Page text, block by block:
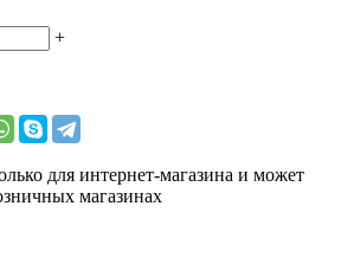
+
для интернет-магазина и может
магазинах